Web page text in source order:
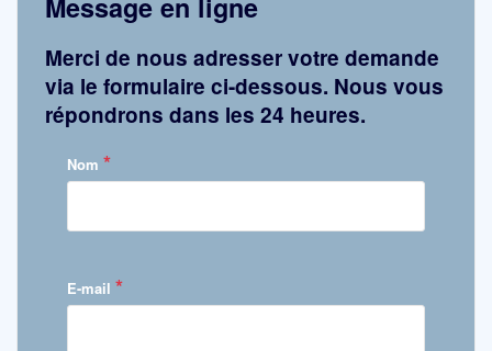
Merci de nous adresser votre demande
via le formulaire ci-dessous. Nous vous
répondrons dans les 24 heures.
Nom *
E-mail *